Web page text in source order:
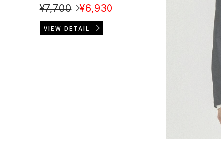
¥7,700 ¥6,930
VIEW DETAIL